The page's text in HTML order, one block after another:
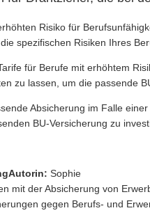
Risiko für
spezifischen Risiken Ihres
für Berufe mit erhöhtem
zu lassen, um die passende
Absicherung im Falle
BU-Versicherung zu
Autorin: Sophie
mit der Absicherung von
gegen Berufs- und